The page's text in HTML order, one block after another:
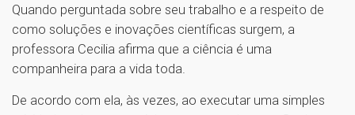
Quando perguntada sobre seu trabalho e a respeito de
como soluções e inovações científicas surgem, a
professora Cecilia afirma que a ciência é uma
companheira para a vida toda.
De acordo com ela, às vezes, ao executar uma simples